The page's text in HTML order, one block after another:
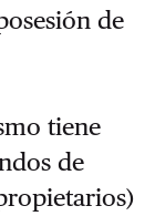
de
tiene
de